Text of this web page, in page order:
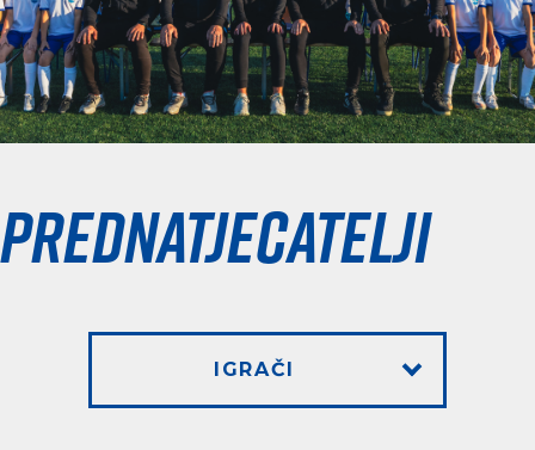
Prednatjecatelji
IGRAČI